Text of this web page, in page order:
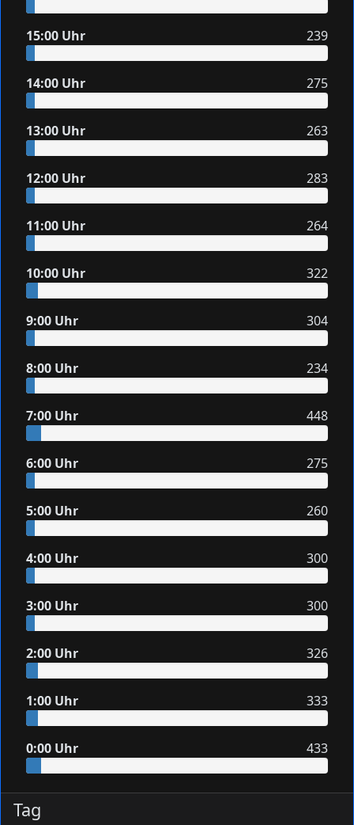
15:00 Uhr 239
14:00 Uhr 275
13:00 Uhr 263
12:00 Uhr 283
11:00 Uhr 264
10:00 Uhr 322
9:00 Uhr 304
8:00 Uhr 234
7:00 Uhr 448
6:00 Uhr 275
5:00 Uhr 260
4:00 Uhr 300
3:00 Uhr 300
2:00 Uhr 326
1:00 Uhr 333
0:00 Uhr 433
Tag